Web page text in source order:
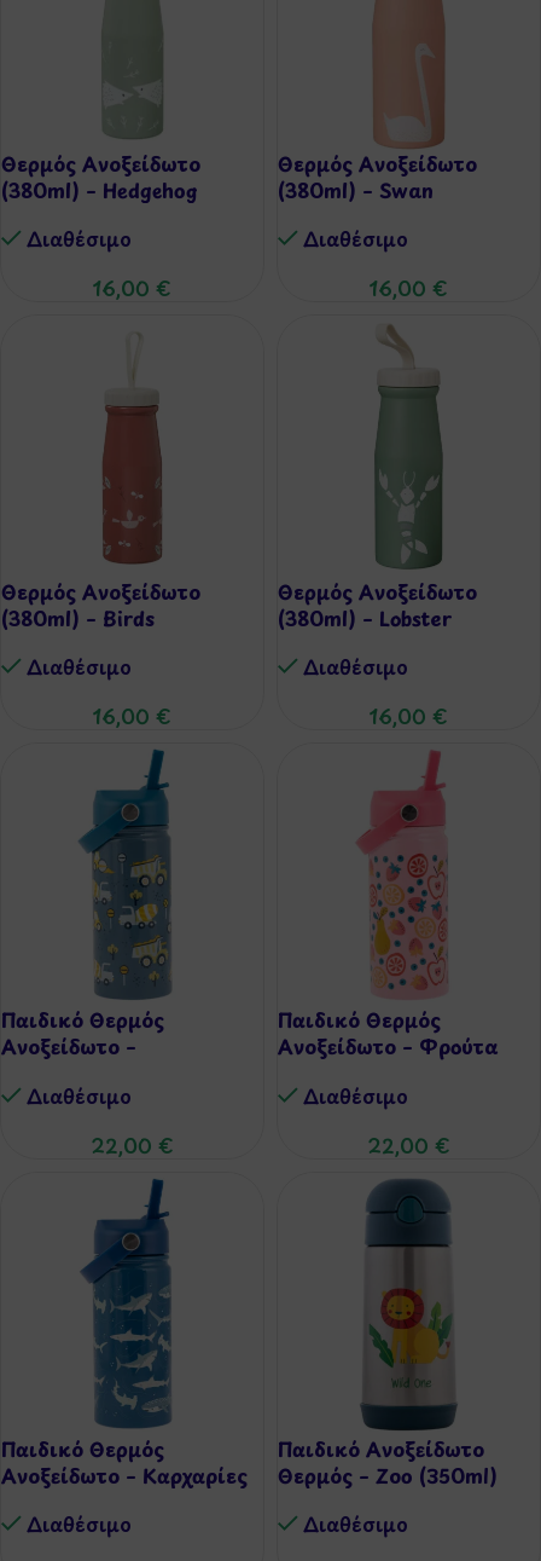
Θερμός Ανοξείδωτο
(380ml) – Hedgehog
Διαθέσιμo
16,00 €
Θερμός Ανοξείδωτο
(380ml) – Swan
Διαθέσιμo
16,00 €
Θερμός Ανοξείδωτο
(380ml) – Birds
Διαθέσιμo
16,00 €
Θερμός Ανοξείδωτο
(380ml) – Lobster
Διαθέσιμo
16,00 €
Παιδικό Θερμός
Ανοξείδωτο –
Διαθέσιμo
22,00 €
Παιδικό Θερμός
Ανοξείδωτο – Φρούτα
Διαθέσιμo
22,00 €
Παιδικό Θερμός
Ανοξείδωτο – Καρχαρίες
Διαθέσιμo
Παιδικό Ανοξείδωτο
Θερμός – Zoo (350ml)
Διαθέσιμo